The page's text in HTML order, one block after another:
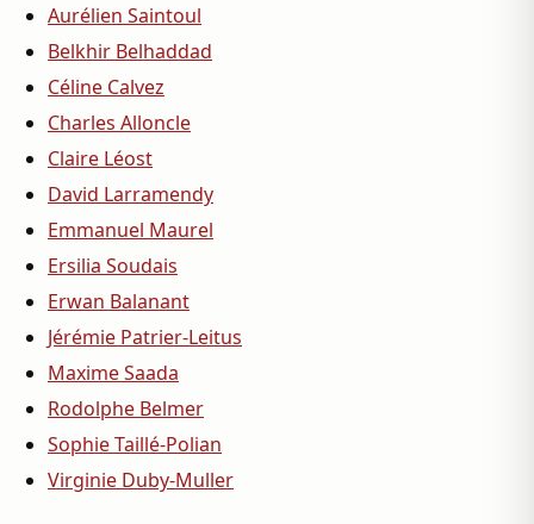
Aurélien Saintoul
Belkhir Belhaddad
Céline Calvez
Charles Alloncle
Claire Léost
David Larramendy
Emmanuel Maurel
Ersilia Soudais
Erwan Balanant
Jérémie Patrier-Leitus
Maxime Saada
Rodolphe Belmer
Sophie Taillé-Polian
Virginie Duby-Muller